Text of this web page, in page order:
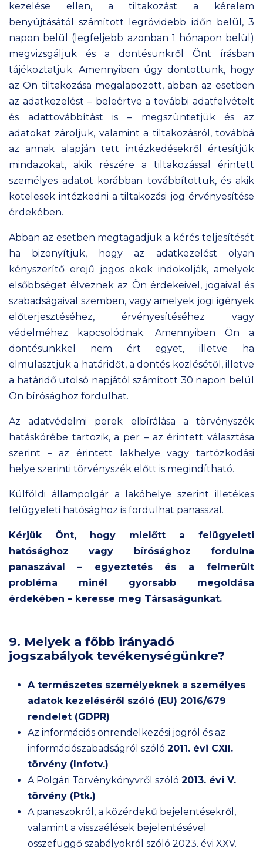
kezelése ellen, a tiltakozást a kérelem
benyújtásától számított legrövidebb időn belül, 3
napon belül (legfeljebb azonban 1 hónapon belül)
megvizsgáljuk és a döntésünkről Önt írásban
tájékoztatjuk. Amennyiben úgy döntöttünk, hogy
az Ön tiltakozása megalapozott, abban az esetben
az adatkezelést – beleértve a további adatfelvételt
és adattovábbítást is – megszüntetjük és az
adatokat zároljuk, valamint a tiltakozásról, továbbá
az annak alapján tett intézkedésekről értesítjük
mindazokat, akik részére a tiltakozással érintett
személyes adatot korábban továbbítottuk, és akik
kötelesek intézkedni a tiltakozási jog érvényesítése
érdekében.
Abban az esetben megtagadjuk a kérés teljesítését
ha bizonyítjuk, hogy az adatkezelést olyan
kényszerítő erejű jogos okok indokolják, amelyek
elsőbbséget élveznek az Ön érdekeivel, jogaival és
szabadságaival szemben, vagy amelyek jogi igények
előterjesztéséhez, érvényesítéséhez vagy
védelméhez kapcsolódnak. Amennyiben Ön a
döntésünkkel nem ért egyet, illetve ha
elmulasztjuk a határidőt, a döntés közlésétől, illetve
a határidő utolsó napjától számított 30 napon belül
Ön bírósághoz fordulhat.
Az adatvédelmi perek elbírálása a törvényszék
hatáskörébe tartozik, a per – az érintett választása
szerint – az érintett lakhelye vagy tartózkodási
helye szerinti törvényszék előtt is megindítható.
Külföldi állampolgár a lakóhelye szerint illetékes
felügyeleti hatósághoz is fordulhat panasszal.
Kérjük Önt, hogy mielőtt a felügyeleti
hatósághoz vagy bírósághoz fordulna
panaszával – egyeztetés és a felmerült
probléma minél gyorsabb megoldása
érdekében – keresse meg Társaságunkat.
9. Melyek a főbb irányadó
jogszabályok tevékenységünkre?
A természetes személyeknek a személyes
adatok kezeléséről szóló (EU) 2016/679
rendelet (GDPR)
Az információs önrendelkezési jogról és az
információszabadságról szóló 2011. évi CXII.
törvény (Infotv.)
A Polgári Törvénykönyvről szóló 2013. évi V.
törvény (Ptk.)
A panaszokról, a közérdekű bejelentésekről,
valamint a visszaélések bejelentésével
összefüggő szabályokról szóló 2023. évi XXV.